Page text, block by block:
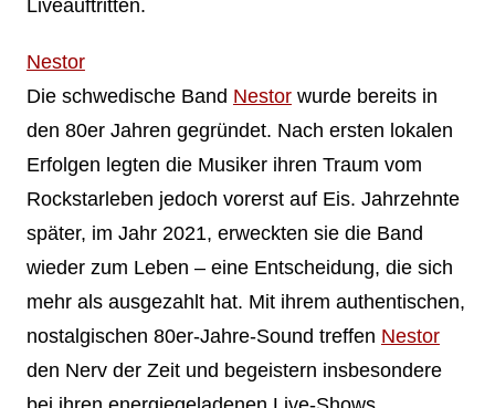
Liveauftritten.
Nestor
Die schwedische Band Nestorwurde bereits in
den 80er Jahren gegründet. Nach ersten lokalen
Erfolgen legten die Musiker ihren Traum vom
Rockstarleben jedoch vorerst auf Eis. Jahrzehnte
später, im Jahr 2021, erweckten sie die Band
wieder zum Leben – eine Entscheidung, die sich
mehr als ausgezahlt hat. Mit ihrem authentischen,
nostalgischen 80er-Jahre-Sound treffen Nestor
den Nerv der Zeit und begeistern insbesondere